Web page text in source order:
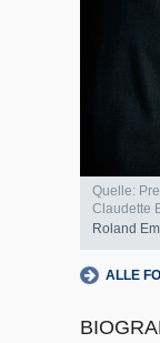
Quelle:
Claudette
Roland
ALLE